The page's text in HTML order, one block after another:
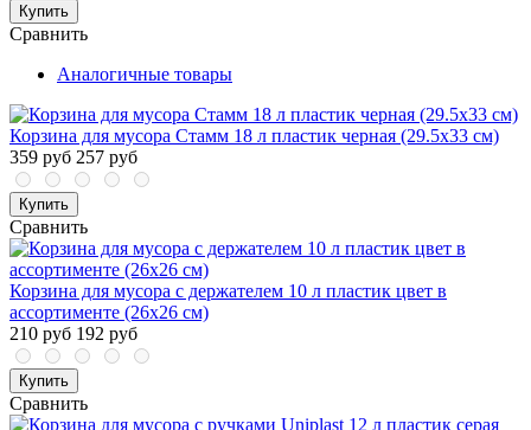
Купить
Сравнить
Аналогичные товары
Корзина для мусора Стамм 18 л пластик черная (29.5х33 см)
359 руб 257 руб
Купить
Сравнить
Корзина для мусора с держателем 10 л пластик цвет в
ассортименте (26х26 см)
210 руб 192 руб
Купить
Сравнить